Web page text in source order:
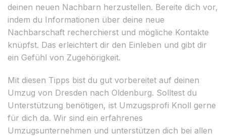
deinen neuen Nachbarn herzustellen. Bereite dich vor,
indem du Informationen über deine neue
Nachbarschaft recherchierst und mögliche Kontakte
knüpfst. Das erleichtert dir den Einleben und gibt dir
ein Gefühl von Zugehörigkeit.
Mit diesen Tipps bist du gut vorbereitet auf deinen
Umzug von Dresden nach Oldenburg. Solltest du
Unterstützung benötigen, ist Umzugsprofi Knoll gerne
für dich da. Wir sind ein erfahrenes
Umzugsunternehmen und unterstützen dich bei allen